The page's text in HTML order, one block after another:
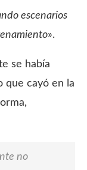
escenarios
».
se había
que cayó en la
no